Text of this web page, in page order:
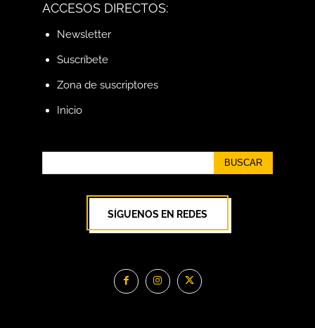
ACCESOS DIRECTOS:
Newsletter
Suscríbete
Zona de suscriptores
Inicio
BUSCAR
SÍGUENOS EN REDES